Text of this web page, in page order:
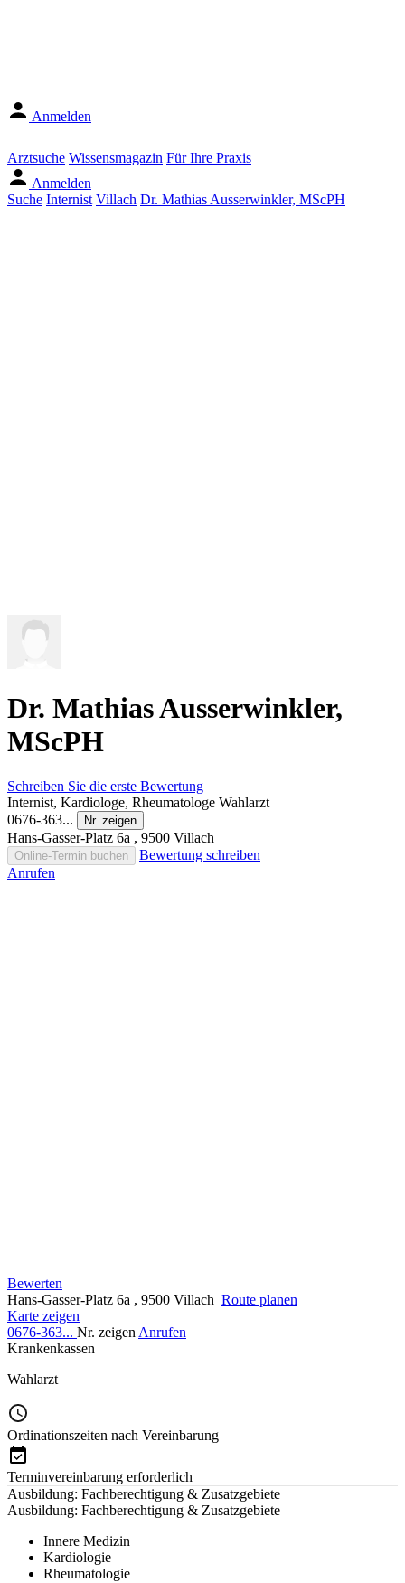
Anmelden
Arztsuche Wissensmagazin Für Ihre Praxis
Anmelden
Suche Internist Villach Dr. Mathias Ausserwinkler, MScPH
Dr. Mathias Ausserwinkler,
MScPH
Schreiben Sie die erste Bewertung
Internist, Kardiologe, Rheumatologe Wahlarzt
0676-363...
Nr. zeigen
Hans-Gasser-Platz 6a , 9500 Villach
Online-Termin buchen
Bewertung schreiben
Anrufen
Bewerten
Hans-Gasser-Platz 6a , 9500 Villach Route planen
Karte zeigen
0676-363... Nr. zeigen Anrufen
Krankenkassen
Wahlarzt
Ordinationszeiten nach Vereinbarung
Terminvereinbarung erforderlich
Ausbildung: Fachberechtigung & Zusatzgebiete
Ausbildung: Fachberechtigung & Zusatzgebiete
Innere Medizin
Kardiologie
Rheumatologie